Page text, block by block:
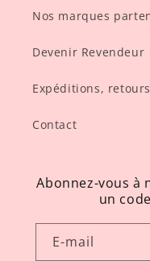
Nos marques
Devenir Revendeur
Expéditions,
Contact
Abonnez-vous à
un
E-mail